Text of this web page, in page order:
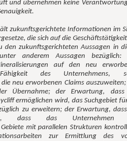
und übernehmen keine
zukunftsgerichtete Informationen im
die sich auf die
den zukunftsgerichteten Aussagen in
anderem Aussagen bezüglich:
auf den neu
des Unternehmens,
neu erworbenen Claims auszuweiten;
Übernahme; der Erwartung,
ermöglichen wird, das Suchgebiet
zu erweitern; der Erwartung,
dass das Unternehmen
mit parallelen Strukturen
zur Ermittlung des